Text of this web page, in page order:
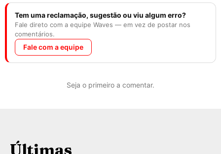
Tem uma reclamação, sugestão ou viu algum erro?
Fale direto com a equipe Waves — em vez de postar nos
comentários.
Fale com a equipe
Seja o primeiro a comentar.
Últimas